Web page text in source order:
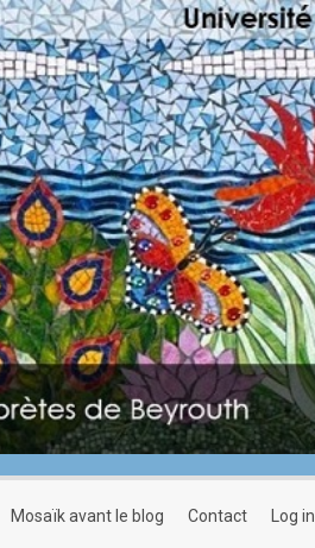
mosaïk avant le blog contact log in